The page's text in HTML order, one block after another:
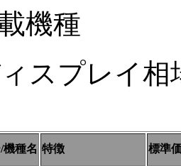
機種
ィスプレイ
機種名 特徴 標準